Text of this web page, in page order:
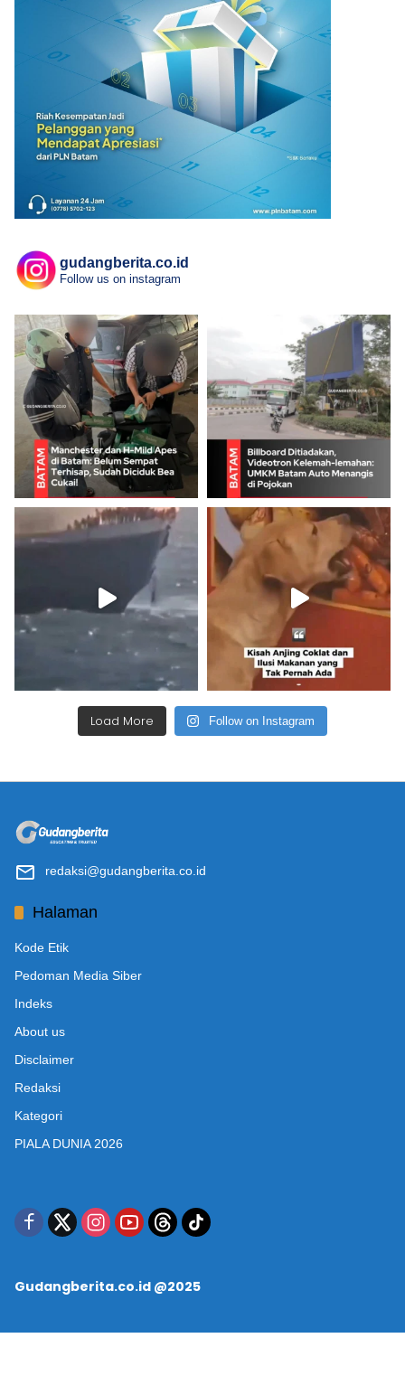
gudangberita.co.id
Follow us on instagram
Load More Follow on Instagram
redaksi@gudangberita.co.id
Halaman
Kode Etik
Pedoman Media Siber
Indeks
About us
Disclaimer
Redaksi
Kategori
PIALA DUNIA 2026
Gudangberita.co.id @2025